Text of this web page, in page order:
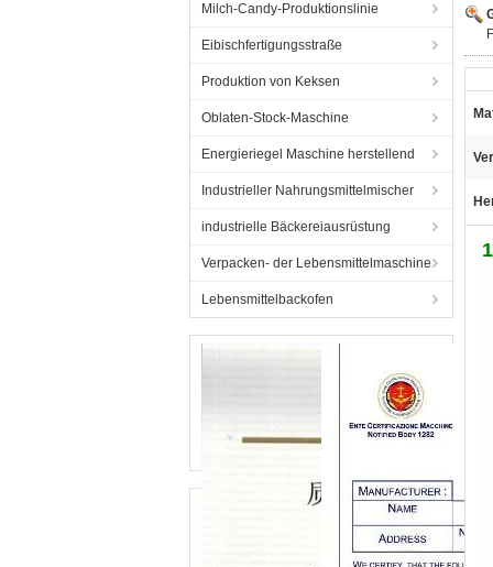
Milch-Candy-Produktionslinie
Eibischfertigungsstraße
Produktion von Keksen
Oblaten-Stock-Maschine
Energieriegel Maschine herstellend
Industrieller Nahrungsmittelmischer
industrielle Bäckereiausrüstung
Verpacken- der Lebensmittelmaschine
Lebensmittelbackofen